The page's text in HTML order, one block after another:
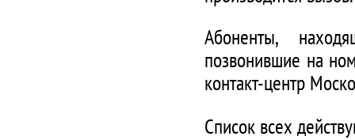
Абоненты,
позвонившие на
контакт-центр
Список всех